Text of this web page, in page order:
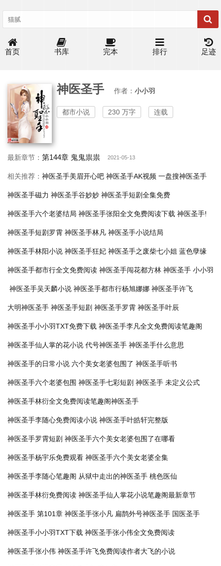
首页 书库 完本 排行 足迹
神医圣手 作者： 小小羽
都市小说 230 万字 连载
最新章节： 第144章 鬼鬼祟祟 2021-05-13
相关推荐： 神医圣手美眉开心吧 神医圣手AK视频 一盘搜神医圣手
神医圣手磁力 神医圣手谷妙妙 神医圣手短剧全集免费
神医圣手六个老婆结局 神医圣手张阳全文免费阅读下载 神医圣手!
神医圣手短剧罗霄 神医圣手林凡 神医圣手小说结局
神医圣手林阳小说 神医圣手狂妃 神医圣手之废柴七小姐 蓝色孽缘
神医圣手都市行全文免费阅读 神医圣手闯花都方林 神医圣手 小小羽
神医圣手吴天麟小说 神医圣手都市行杨旭娜娜 神医圣手许飞
大明神医圣手 神医圣手短剧 神医圣手罗霄 神医圣手叶辰
神医圣手小小羽TXT免费下载 神医圣手李凡全文免费阅读笔趣阁
神医圣手仙人掌的花小说 代号神医圣手 神医圣手什么意思
神医圣手的日常小说 六个美女老婆包围了 神医圣手听书
神医圣手六个老婆包围 神医圣手七彩短剧 神医圣手 未定义公式
神医圣手林衍全文免费阅读笔趣阁神医圣手
神医圣手李随心免费阅读小说 神医圣手叶皓轩完整版
神医圣手罗霄短剧 神医圣手六个美女老婆包围了在哪看
神医圣手杨宇乐免费观看 神医圣手六个美女老婆全集
神医圣手李随心笔趣阁 从狱中走出的神医圣手 桃色医仙
神医圣手林衍免费阅读 神医圣手仙人掌花小说笔趣阁最新章节
神医圣手 第101章 神医圣手张小凡 扁鹊外号神医圣手 国医圣手
神医圣手小小羽TXT下载 神医圣手张小伟全文免费阅读
神医圣手张小伟 神医圣手许飞免费阅读作者大飞的小说